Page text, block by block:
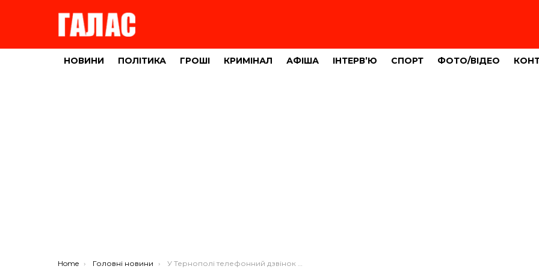
НОВИНИ ПОЛІТИКА ГРОШІ КРИМІНАЛ АФІША ІНТЕРВ’Ю СПОРТ ФОТО/ВІДЕО
You are here:
Home Головні новини У Тернополі телефонний дзвінок коштував жінці майже 60000 гривень: що сталося?